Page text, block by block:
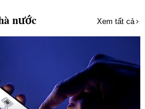
nước Xem tất cả